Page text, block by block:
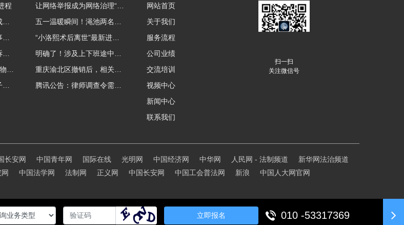
立即报名 010 -53317369
程
“小洛熙术后离世”最新进展：医疗事故鉴定已启动
腾讯公告：律师调查令需要写明法官手机号，2025年12月31日后施行
网站首页
关于我们
服务流程
公司业绩
交流培训
视频中心
新闻中心
联系我们
扫一扫
关注微信号
长安网 中国青年网 国际在线 光明网 中国经济网 中华网 人民网 - 法制频道
新华网法治频道
中国法学网 法制网 正义网 中国长安网 中国工会普法网 新浪
中国人大网官网
权所有：北京路通法律咨询中心 京ICP备2021011051号-1 京公网安备11010602202316号 网站开发:超越无限